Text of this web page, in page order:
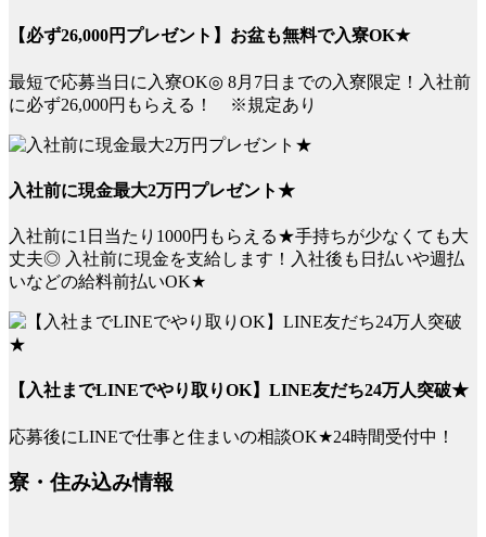
【必ず26,000円プレゼント】お盆も無料で入寮OK★
最短で応募当日に入寮OK◎ 8月7日までの入寮限定！入社前
に必ず26,000円もらえる！ ※規定あり
入社前に現金最大2万円プレゼント★
入社前に1日当たり1000円もらえる★手持ちが少なくても大
丈夫◎ 入社前に現金を支給します！入社後も日払いや週払
いなどの給料前払いOK★
【入社までLINEでやり取りOK】LINE友だち24万人突破★
応募後にLINEで仕事と住まいの相談OK★24時間受付中！
寮・住み込み情報